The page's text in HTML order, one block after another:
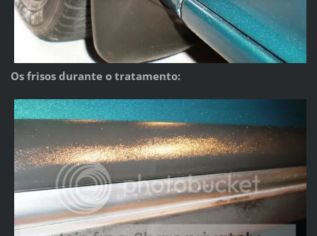
Os frisos durante o tratamento: